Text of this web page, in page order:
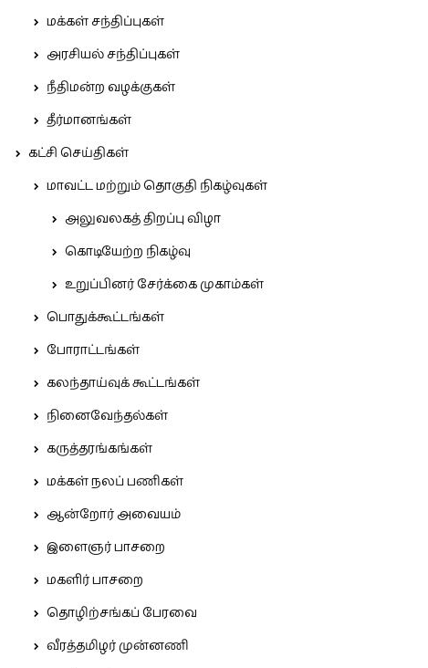
மக்கள் சந்திப்புகள்
அரசியல் சந்திப்புகள்
நீதிமன்ற வழக்குகள்
தீர்மானங்கள்
கட்சி செய்திகள்
மாவட்ட மற்றும் தொகுதி நிகழ்வுகள்
அலுவலகத் திறப்பு விழா
கொடியேற்ற நிகழ்வு
உறுப்பினர் சேர்க்கை முகாம்கள்
பொதுக்கூட்டங்கள்
போராட்டங்கள்
கலந்தாய்வுக் கூட்டங்கள்
நினைவேந்தல்கள்
கருத்தரங்கங்கள்
மக்கள் நலப் பணிகள்
ஆன்றோர் அவையம்
இளைஞர் பாசறை
மகளிர் பாசறை
தொழிற்சங்கப் பேரவை
வீரத்தமிழர் முன்னணி